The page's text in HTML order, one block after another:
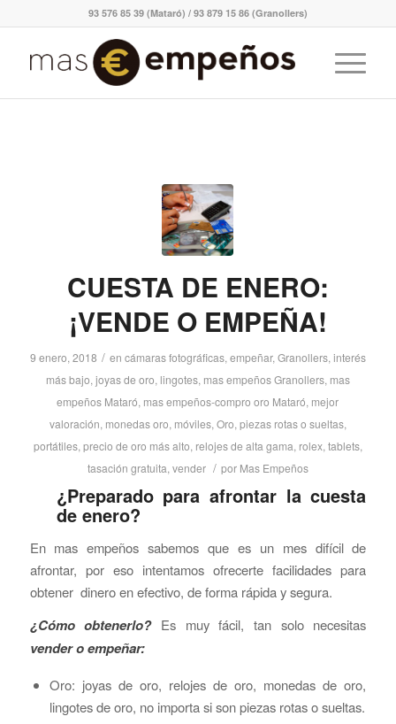
93 576 85 39 (Mataró) / 93 879 15 86 (Granollers)
CUESTA DE ENERO:
¡VENDE O EMPEÑA!
9 enero, 2018 / en cámaras fotográficas, empeñar, Granollers, interés
más bajo, joyas de oro, lingotes, mas empeños Granollers, mas
empeños Mataró, mas empeños-compro oro Mataró, mejor
valoración, monedas oro, móviles, Oro, piezas rotas o sueltas,
portátiles, precio de oro más alto, relojes de alta gama, rolex, tablets,
tasación gratuita, vender / por Mas Empeños
¿Preparado para afrontar la cuesta
de enero?
En mas empeños sabemos que es un mes difícil de
afrontar, por eso intentamos ofrecerte facilidades para
obtener dinero en efectivo, de forma rápida y segura.
¿Cómo obtenerlo? Es muy fácil, tan solo necesitas
vender o empeñar:
Oro: joyas de oro, relojes de oro, monedas de oro,
lingotes de oro, no importa si son piezas rotas o sueltas.